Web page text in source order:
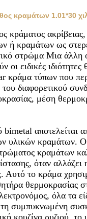
κραμάτων 1.01*30
κράματος
ή κραμάτων ως
στρώμα Μια
οι ειδικές
κράμα τύπων που
διαφορετικού
μέση
bimetal
υλικών κραμάτων. Ο
κραμάτων
όταν
Αυτό το κράμα
όλα τα
συμπυκνωμένη
κουζίνα ρυζιού,